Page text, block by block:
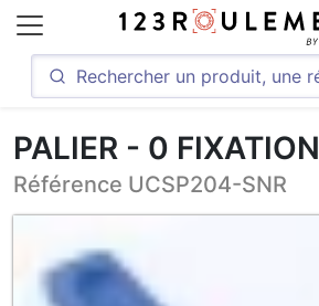
PALIER - 0 FIXATION
Référence UCSP204-SNR